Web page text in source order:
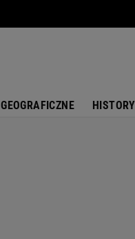
GEOGRAFICZNE